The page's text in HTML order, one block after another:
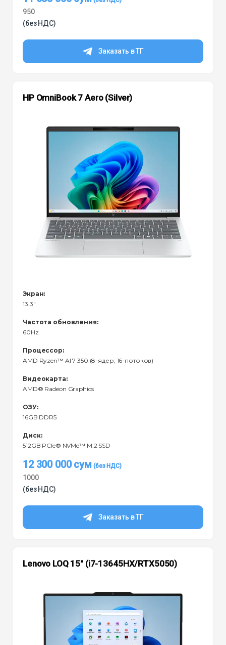
950
(без НДС)
Заказать в ТГ
HP OmniBook 7 Aero (Silver)
Экран:
13.3"
Частота обновления:
60Hz
Процессор:
AMD Ryzen™ Al 7 350 (8-ядер; 16-потоков)
Видеокарта:
AMD® Radeon Graphics
ОЗУ:
16GB DDR5
Диск:
512GB PCIe® NVMe™ M.2 SSD
12 300 000сум
1000
(без НДС)
Заказать в ТГ
Lenovo LOQ 15″ (i7-13645HX/RTX5050)